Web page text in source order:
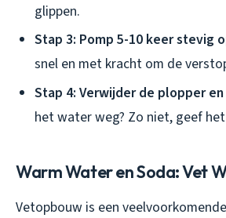
glippen.
Stap 3: Pomp 5-10 keer stevig
snel en met kracht om de
Stap 4: Verwijder de plopper
het water weg? Zo niet, geef
Warm Water en Soda: Vet
Vetopbouw is een